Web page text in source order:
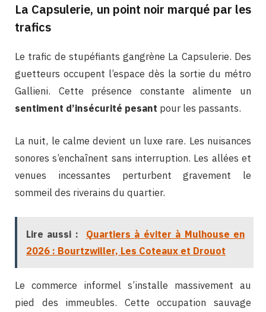
La Capsulerie, un point noir marqué par les
trafics
Le trafic de stupéfiants gangrène La Capsulerie. Des
guetteurs occupent l’espace dès la sortie du métro
Gallieni. Cette présence constante alimente un
sentiment d’insécurité pesant pour les passants.
La nuit, le calme devient un luxe rare. Les nuisances
sonores s’enchaînent sans interruption. Les allées et
venues incessantes perturbent gravement le
sommeil des riverains du quartier.
Lire aussi :
Quartiers à éviter à Mulhouse en
2026 : Bourtzwiller, Les Coteaux et Drouot
Le commerce informel s’installe massivement au
pied des immeubles. Cette occupation sauvage